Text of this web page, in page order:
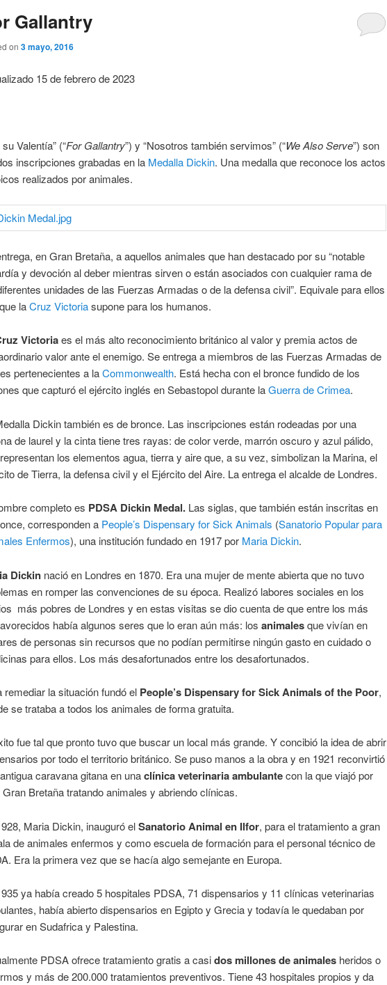
Gallantry
on 3 mayo, 2016
15 de febrero de 2023
su Valentía” (“For Gallantry”) y “Nosotros también servimos” (“We Also Serve”) son
inscripciones grabadas en la Medalla Dickin. Una medalla que reconoce los actos
realizados por animales.
en Gran Bretaña, a aquellos animales que han destacado por su “notable
y devoción al deber mientras sirven o están asociados con cualquier rama de
unidades de las Fuerzas Armadas o de la defensa civil”. Equivale para ellos
laCruz Victoriasupone para los humanos.
Victoriaes el más alto reconocimiento británico al valor y premia actos de
valor ante el enemigo. Se entrega a miembros de las Fuerzas Armadas de
pertenecientes a laCommonwealth. Está hecha con el bronce fundido de los
que capturó el ejército inglés en Sebastopol durante laGuerra de Crimea.
Dickin también es de bronce. Las inscripciones están rodeadas por una
de laurel y la cinta tiene tres rayas: de color verde, marrón oscuro y azul pálido,
los elementos agua, tierra y aire que, a su vez, simbolizan la Marina, el
de Tierra, la defensa civil y el Ejército del Aire. La entrega el alcalde de Londres.
completo es PDSA Dickin Medal. Las siglas, que también están inscritas en
corresponden a People’s Dispensary for Sick Animals (Sanatorio Popular para
Enfermos), una institución fundado en 1917 por Maria Dickin.
Dickin nació en Londres en 1870. Era una mujer de mente abierta que no tuvo
en romper las convenciones de su época. Realizó labores sociales en los
más pobres de Londres y en estas visitas se dio cuenta de que entre los más
había algunos seres que lo eran aún más: los animalesque vivían en
de personas sin recursos que no podían permitirse ningún gasto en cuidado o
para ellos. Los más desafortunados entre los desafortunados.
remediar la situación fundó el People’s Dispensary for Sick Animals of the Poor,
se trataba a todos los animales de forma gratuita.
fue tal que pronto tuvo que buscar un local más grande. Y concibió la idea de abrir
por todo el territorio británico. Se puso manos a la obra y en 1921 reconvirtió
caravana gitana en unaclínica veterinaria ambulantecon la que viajó por
Gran Bretaña tratando animales y abriendo clínicas.
Maria Dickin, inauguró elSanatorio Animal en Ilfor, para el tratamiento a gran
de animales enfermos y como escuela de formación para el personal técnico de
Era la primera vez que se hacía algo semejante en Europa.
ya había creado 5 hospitales PDSA, 71 dispensarios y 11 clínicas veterinarias
había abierto dispensarios en Egipto y Grecia y todavía le quedaban por
en Sudafrica y Palestina.
PDSA ofrece tratamiento gratis a casidos millones de animales heridos o
y más de 200.000 tratamientos preventivos. Tiene 43 hospitales propios y da